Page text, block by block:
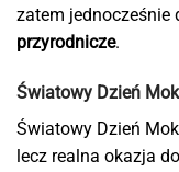
zatem jednocześnie
przyrodnicze.
Światowy Dzień
Światowy Dzień
lecz realna okazja